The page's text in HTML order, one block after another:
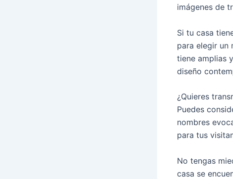
imágenes de
Si tu casa
para elegir un
tiene amplias
diseño
¿Quieres
Puedes
nombres
para tus
No tengas
casa se